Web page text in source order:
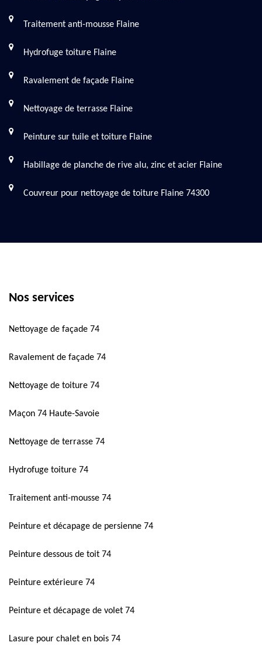
Traitement anti-mousse Flaine
Hydrofuge toiture Flaine
Ravalement de façade Flaine
Nettoyage de terrasse Flaine
Peinture sur tuile et toiture Flaine
Habillage de planche de rive alu, zinc et acier Flaine
Couvreur pour nettoyage de toiture Flaine 74300
Nos services
Nettoyage de façade 74
Ravalement de façade 74
Nettoyage de toiture 74
Maçon 74 Haute-Savoie
Nettoyage de terrasse 74
Hydrofuge toiture 74
Traitement anti-mousse 74
Peinture et décapage de persienne 74
Peinture dessous de toit 74
Peinture extérieure 74
Peinture et décapage de volet 74
Lasure pour chalet en bois 74